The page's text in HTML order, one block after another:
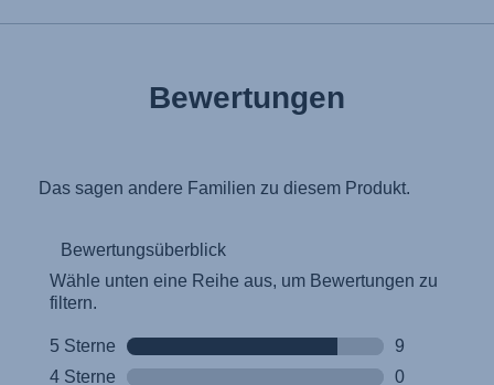
Gebrauchsanleitung (Deutsch)
Mode d'emploi (Français)
Manual de instruções (Português)
Istruzioni per l’uso (Italiano)
Инструкция пользователя (Русский язык)
Instrukcja użytkownika (Język polski)
Bewertungen